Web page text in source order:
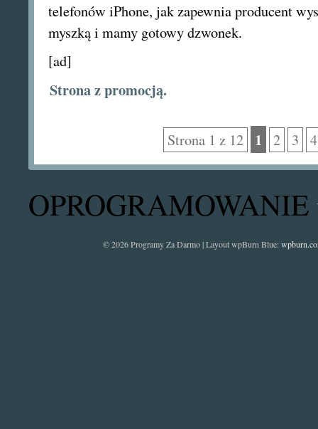
telefonów iPhone, jak zapewnia producent
myszką i mamy gotowy dzwonek.
[ad]
Strona z promocją.
Strona 1 z 12 1 2 3 4
OPROGRAMOWANIE
© 2026 Programy Za Darmo | Layout wpBurn Blue: